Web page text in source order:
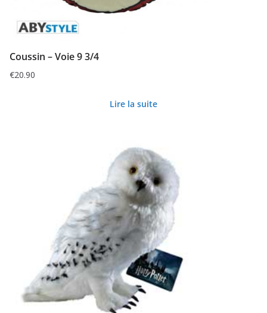
Coussin – Voie 9 3/4
€20.90
Lire la suite